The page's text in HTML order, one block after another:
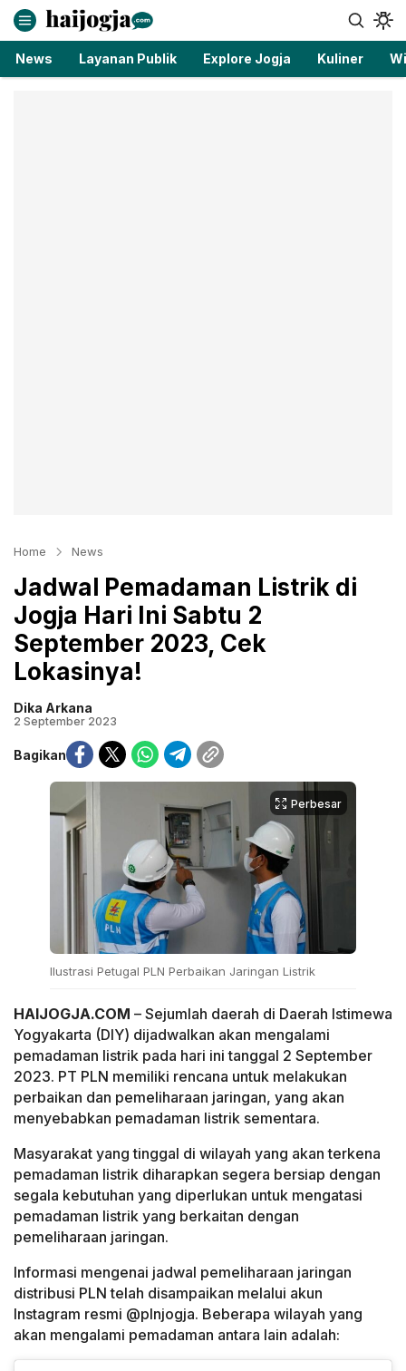
haijogja.com
Berita Jogja Terbaru dan Terkini
News Layanan Publik Explore Jogja Kuliner
Home News
Jadwal Pemadaman Listrik di
Jogja Hari Ini Sabtu 2
September 2023, Cek
Lokasinya!
Dika Arkana
2 September 2023
Bagikan
Perbesar
Ilustrasi Petugal PLN Perbaikan Jaringan Listrik
HAIJOGJA.COM – Sejumlah daerah di Daerah Istimewa
Yogyakarta (DIY) dijadwalkan akan mengalami
pemadaman listrik pada hari ini tanggal 2 September
2023. PT PLN memiliki rencana untuk melakukan
perbaikan dan pemeliharaan jaringan, yang akan
menyebabkan pemadaman listrik sementara.
Masyarakat yang tinggal di wilayah yang akan terkena
pemadaman listrik diharapkan segera bersiap dengan
segala kebutuhan yang diperlukan untuk mengatasi
pemadaman listrik yang berkaitan dengan
pemeliharaan jaringan.
Informasi mengenai jadwal pemeliharaan jaringan
distribusi PLN telah disampaikan melalui akun
Instagram resmi @plnjogja. Beberapa wilayah yang
akan mengalami pemadaman antara lain adalah: